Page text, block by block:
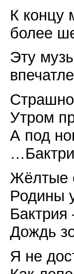
К концу
более
Эту
Утром
А под
Жёлтые
Родины
Бактрия
Дождь
Я не